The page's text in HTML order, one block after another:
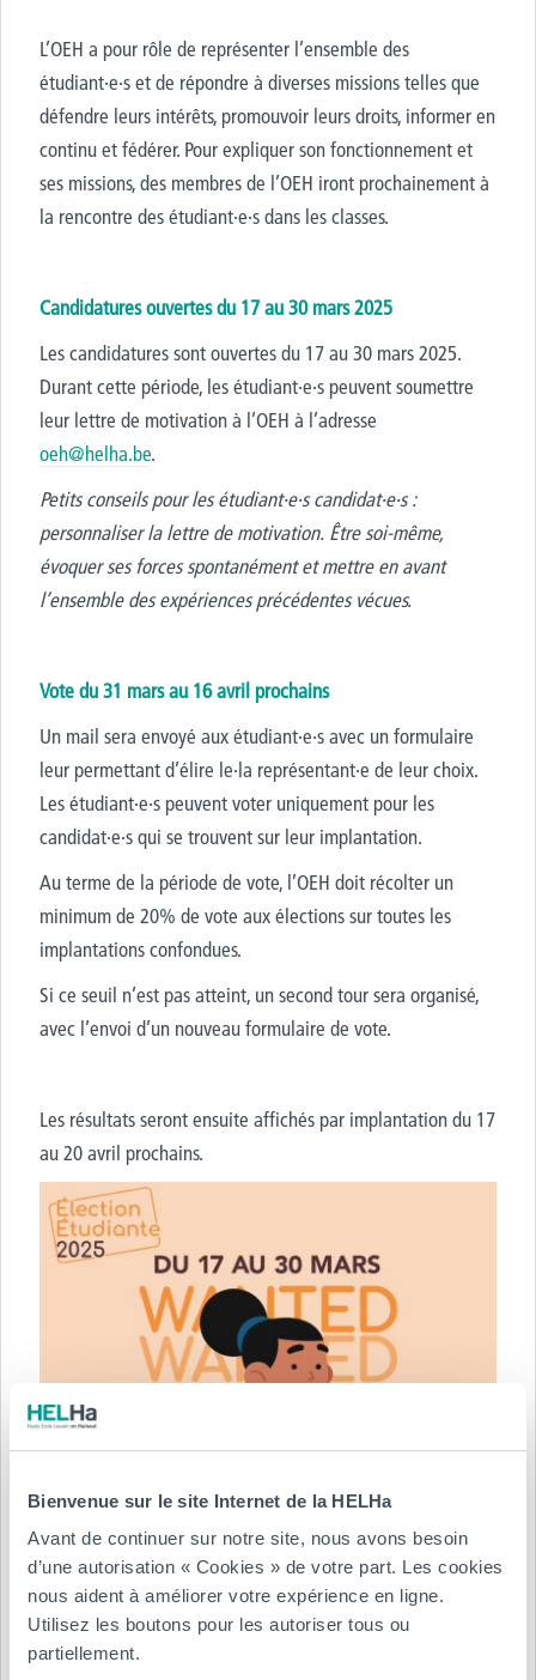
Bienvenue sur le site Internet de la HELHa
Avant de continuer sur notre site, nous avons besoin
d’une autorisation « Cookies » de votre part. Les cookies
nous aident à améliorer votre expérience en ligne.
Utilisez les boutons pour les autoriser tous ou
partiellement.
L’OEH a pour rôle de représenter l’ensemble des
étudiant·e·s et de répondre à diverses missions telles que
défendre leurs intérêts, promouvoir leurs droits, informer en
continu et fédérer. Pour expliquer son fonctionnement et
ses missions, des membres de l’OEH irontprochainementà
la rencontre des étudiant·e·s dans les classes.
Candidatures ouvertes du 17 au 30 mars 2025
Les candidatures sont ouvertes du 17 au 30 mars 2025.
Durant cette période, les étudiant·e·s peuvent soumettre
leur lettre de motivation à l’OEH à l’adresse
oeh@helha.be.
Petits conseils pour les étudiant·e·scandidat·e·s:
personnaliser la lettre de motivation. Être soi-même,
évoquer ses forces spontanément et mettre en avant
l’ensemble des expériences précédentes vécues.
Vote du 31 mars au 16 avril prochains
Un mail sera envoyé aux étudiant·e·s avec un formulaire
leurpermettant d’élire le·la représentant·e de leur choix.
Les étudiant·e·s peuvent voter uniquement pour les
candidat·e·s qui se trouvent sur leur implantation.
Au terme de la période de vote, l’OEH doit récolter un
minimum de 20% de vote aux élections surtoutes les
implantations confondues.
Si ce seuil n’est pas atteint, un second tour sera organisé,
avec l’envoi d’un nouveau formulaire de vote.
Les résultats seront ensuite affichés par implantation du 17
au 20 avril prochains.